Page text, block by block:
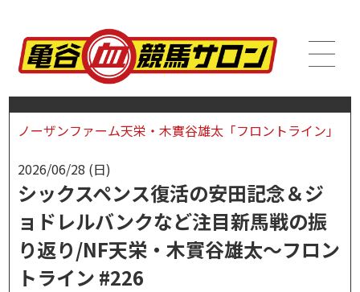
ノーザンファーム天栄・木實谷雄太「フロントライン」
2026/06/28 (日)
シックスペンス復活の安田記念＆ジ
ョドレルバンクなど注目新馬戦の振
り返り/NF天栄・木實谷雄太～フロン
トライン #226